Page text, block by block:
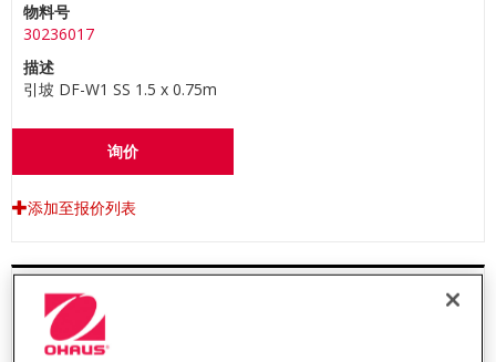
物料号
30236017
描述
引坡 DF-W1 SS 1.5 x 0.75m
询价
添加至报价列表